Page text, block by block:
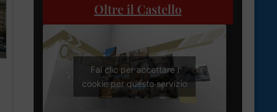
Oltre il Castello
Fai clic per accettare i
cookie per questo servizio